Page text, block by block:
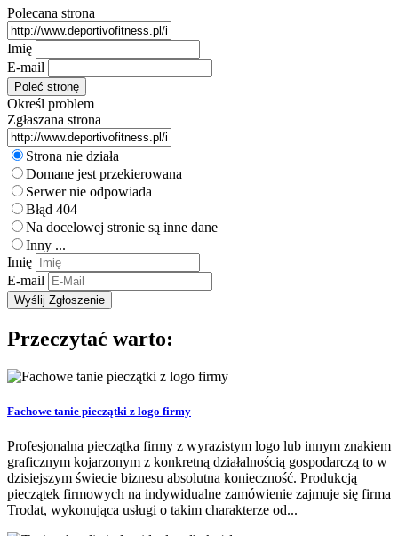
Polecana strona
Imię
E-mail
Określ problem
Zgłaszana strona
Strona nie działa
Domane jest przekierowana
Serwer nie odpowiada
Błąd 404
Na docelowej stronie są inne dane
Inny ...
Imię
E-mail
Przeczytać warto:
Fachowe tanie pieczątki z logo firmy
Profesjonalna pieczątka firmy z wyrazistym logo lub innym znakiem
graficznym kojarzonym z konkretną działalnością gospodarczą to w
dzisiejszym świecie biznesu absolutna konieczność. Produkcją
pieczątek firmowych na indywidualne zamówienie zajmuje się firma
Trodat, wykonująca usługi o takim charakterze od...